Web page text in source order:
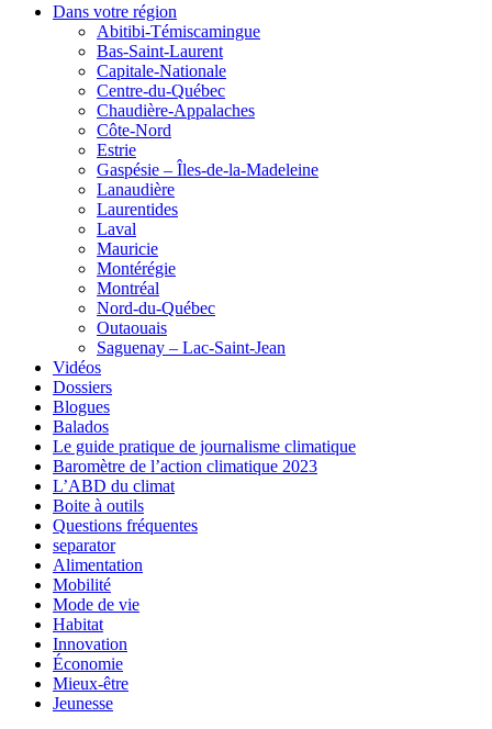
Dans votre région
Abitibi-Témiscamingue
Bas-Saint-Laurent
Capitale-Nationale
Centre-du-Québec
Chaudière-Appalaches
Côte-Nord
Estrie
Gaspésie – Îles-de-la-Madeleine
Lanaudière
Laurentides
Laval
Mauricie
Montérégie
Montréal
Nord-du-Québec
Outaouais
Saguenay – Lac-Saint-Jean
Vidéos
Dossiers
Blogues
Balados
Le guide pratique de journalisme climatique
Baromètre de l’action climatique 2023
L’ABD du climat
Boite à outils
Questions fréquentes
separator
Alimentation
Mobilité
Mode de vie
Habitat
Innovation
Économie
Mieux-être
Jeunesse